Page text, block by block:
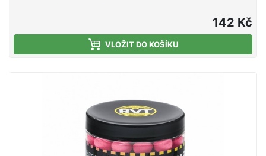
vzplývavostí předčí většinu standardních Pop Up na
trhu. Ve vodě vydrží několik dní bez změny barvy
nebo ztráty vzplývavosti. Jsou vyrobeny na výrobní
dlouhodobé uvolňování aroma a potravního signálu
do okolí nástrahy (na rozdíl od mnoha jiných Pop Up
na trhu, které jednotlivé značky nakupují v
neutrálních verzích a následně je povrchově
aromatizují a balí do prodejních obalů).
142 Kč
VLOŽIT DO KOŠÍKU